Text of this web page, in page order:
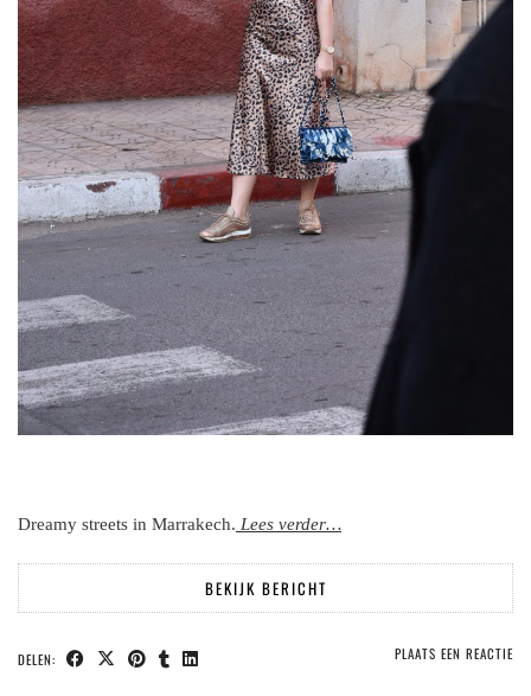
Dreamy streets in Marrakech. Lees verder…
BEKIJK BERICHT
DELEN: PLAATS EEN REACTIE